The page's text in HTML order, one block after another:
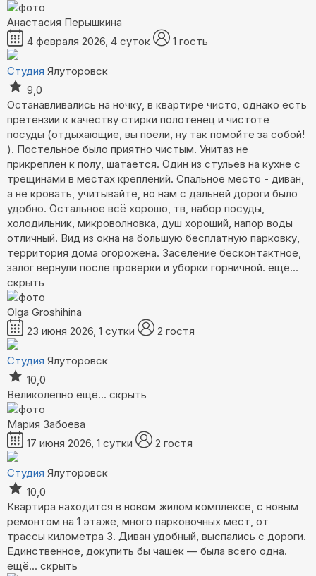
Анастасия Перышкина
4 февраля 2026, 4 суток
1 гость
Студия Ялуторовск
9,0
Останавливались на ночку, в квартире чисто, однако есть
претензии к качеству стирки полотенец и чистоте
посуды (отдыхающие, вы поели, ну так помойте за собой!
). Постельное было приятно чистым. Унитаз не
прикреплен к полу, шатается. Один из стульев на кухне с
трещинами в местах креплений. Спальное место - диван,
а не кровать, учитывайте, но нам с дальней дороги было
удобно. Остальное всё хорошо, тв, набор посуды,
холодильник, микроволновка, душ хороший, напор воды
отличный. Вид из окна на большую бесплатную парковку,
территория дома огорожена. Заселение бесконтактное,
залог вернули после проверки и уборки горничной. ещё...
скрыть
Olga Groshihina
23 июня 2026, 1 сутки
2 гостя
Студия Ялуторовск
10,0
Великолепно ещё... скрыть
Мария Забоева
17 июня 2026, 1 сутки
2 гостя
Студия Ялуторовск
10,0
Квартира находится в новом жилом комплексе, с новым
ремонтом на 1 этаже, много парковочных мест, от
трассы километра 3. Диван удобный, выспались с дороги.
Единственное, докупить бы чашек — была всего одна.
ещё... скрыть